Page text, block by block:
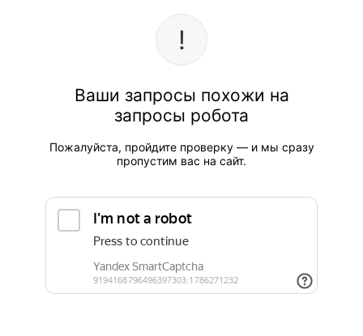
Ваши запросы похожи на
запросы робота
Пожалуйста, пройдите проверку — и мы сразу
пропустим вас на сайт.